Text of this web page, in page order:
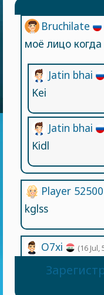
O7xi (16 Jul,
I love this game
Player 52500
kglss
Bruchilate
моё лицо
Jatin bhai
Kei
Jatin bhai
Kidl